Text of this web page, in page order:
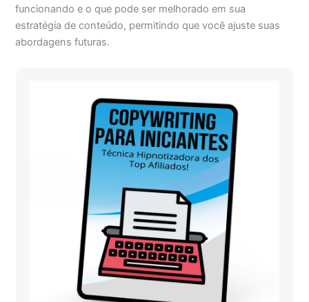
funcionando e o que pode ser melhorado em sua
estratégia de conteúdo, permitindo que você ajuste suas
abordagens futuras.